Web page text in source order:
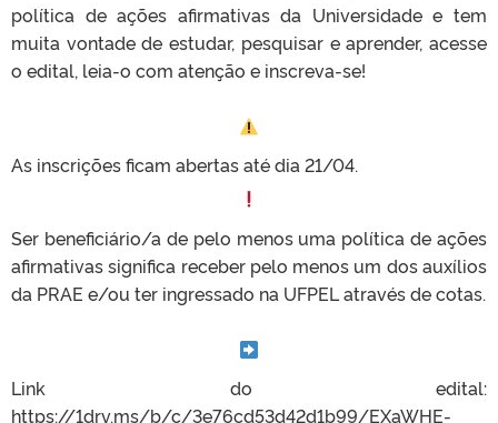
política de ações afirmativas da Universidade e tem
muita vontade de estudar, pesquisar e aprender, acesse
o edital, leia-o com atenção e inscreva-se!
As inscrições ficam abertas até dia 21/04.
Ser beneficiário/a de pelo menos uma política de ações
afirmativas significa receber pelo menos um dos auxílios
da PRAE e/ou ter ingressado na UFPEL através de cotas.
Link do edital:
https://1drv.ms/b/c/3e76cd53d42d1b99/EXaWHE-